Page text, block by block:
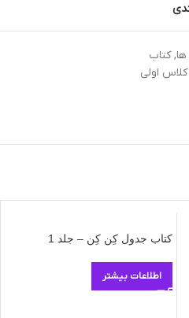
, کتاب
کلاس اولی
کتاب جدول کِن کِن – جلد 1
اطلاعات بیشتر